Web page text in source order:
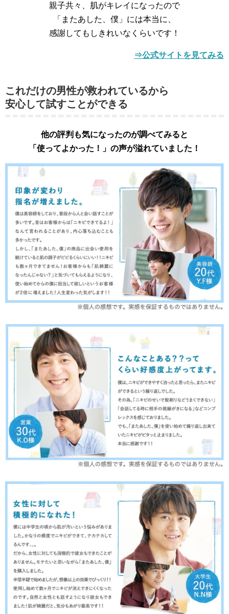
親子共々、肌がキレイになったので
「またあした、僕」には本当に、
感謝してもしきれいなくらいです！
⇒公式サイトを見てみる
これだけの男性が救われているから
安心して試すことができる
他の評判も気になったのが調べてみると
「使ってよかった！」の声が溢れていました！